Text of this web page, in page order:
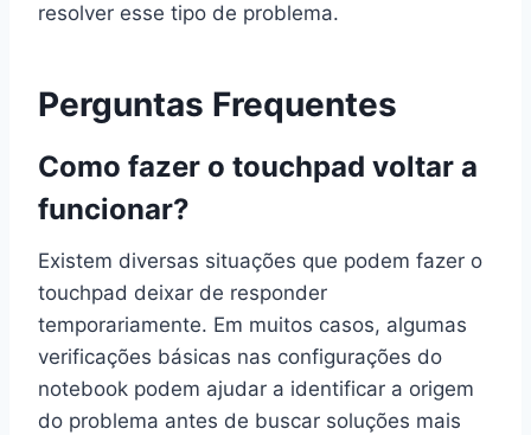
resolver esse tipo de problema.
Perguntas Frequentes
Como fazer o touchpad voltar a
funcionar?
Existem diversas situações que podem fazer o
touchpad deixar de responder
temporariamente. Em muitos casos, algumas
verificações básicas nas configurações do
notebook podem ajudar a identificar a origem
do problema antes de buscar soluções mais